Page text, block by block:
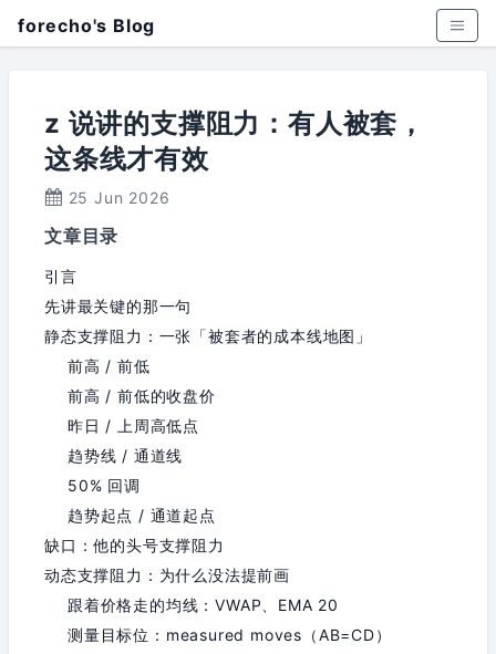
forecho's Blog
z 说讲的支撑阻力：有人被套，
这条线才有效
25 Jun 2026
文章目录
引言
先讲最关键的那一句
静态支撑阻力：一张「被套者的成本线地图」
前高 / 前低
前高 / 前低的收盘价
昨日 / 上周高低点
趋势线 / 通道线
50% 回调
趋势起点 / 通道起点
缺口：他的头号支撑阻力
动态支撑阻力：为什么没法提前画
跟着价格走的均线：VWAP、EMA 20
测量目标位：measured moves（AB=CD）